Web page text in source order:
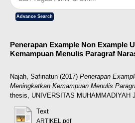
Advance Search
Penerapan Example Non Example
Kemampuan Menulis Paragraf
Najah, Safinatun (2017) Penerapan
Meningkatkan Kemampuan Menulis
thesis, UNIVERSITAS MUHAMMADIYAH
Text
ARTIKEL.pdf